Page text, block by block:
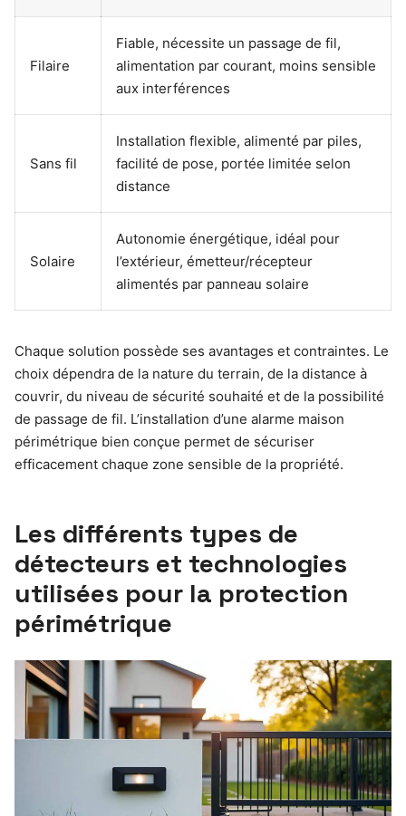
Filaire
Fiable, nécessite un passage de fil,
alimentation par courant, moins sensible
aux interférences
Sans fil
Installation flexible, alimenté par piles,
facilité de pose, portée limitée selon
distance
Solaire
Autonomie énergétique, idéal pour
l’extérieur, émetteur/récepteur
alimentés par panneau solaire
Chaque solution possède ses avantages et contraintes. Le
choix dépendra de la nature du terrain, de la distance à
couvrir, du niveau de sécurité souhaité et de la possibilité
de passage de fil. L’installation d’une alarme maison
périmétrique bien conçue permet de sécuriser
efficacement chaque zone sensible de la propriété.
Les différents types de
détecteurs et technologies
utilisées pour la protection
périmétrique